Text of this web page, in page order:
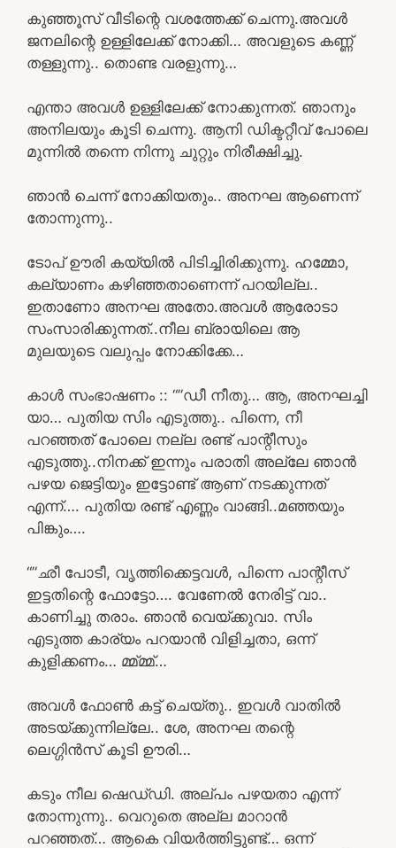
കുഞ്ഞൂസ് വീടിന്റെ വശത്തേക്ക് ചെന്നു.അവൾ
ജനലിന്റെ ഉള്ളിലേക്ക് നോക്കി… അവളുടെ കണ്ണ്
തള്ളുന്നു.. തൊണ്ട വരളുന്നു…
എന്താ അവൾ ഉള്ളിലേക്ക് നോക്കുന്നത്. ഞാനും
അനിലയും കൂടി ചെന്നു. ആനി ഡിക്ടറ്റീവ് പോലെ
മുന്നിൽ തന്നെ നിന്നു ചുറ്റും നിരീക്ഷിച്ചു.
ഞാൻ ചെന്ന് നോക്കിയതും.. അനഘ ആണെന്ന്
തോന്നുന്നു..
ടോപ് ഊരി കയ്യിൽ പിടിച്ചിരിക്കുന്നു. ഹമ്മോ,
കല്യാണം കഴിഞ്ഞതാണെന്ന് പറയില്ല..
ഇതാണോ അനഘ അതോ.അവൾ ആരോടാ
സംസാരിക്കുന്നത്..നീല ബ്രായിലെ ആ
മുലയുടെ വലുപ്പം നോക്കിക്കേ…
കാൾ സംഭാഷണം :: “”ഡീ നീതു… ആ, അനഘച്ചി
യാ… പുതിയ സിം എടുത്തു.. പിന്നെ, നീ
പറഞ്ഞത് പോലെ നല്ല രണ്ട് പാന്റീസും
എടുത്തു..നിനക്ക് ഇന്നും പരാതി അല്ലേ ഞാൻ
പഴയ ജെട്ടിയും ഇട്ടോണ്ട് ആണ് നടക്കുന്നത്
എന്ന്…. പുതിയ രണ്ട് എണ്ണം വാങ്ങി..മഞ്ഞയും
പിങ്കും….
“”ഛീ പോടീ, വൃത്തിക്കെട്ടവൾ, പിന്നെ പാന്റീസ്
ഇട്ടതിന്റെ ഫോട്ടോ…. വേണേൽ നേരിട്ട് വാ..
കാണിച്ചു തരാം. ഞാൻ വെയ്ക്കുവാ. സിം
എടുത്ത കാര്യം പറയാൻ വിളിച്ചതാ, ഒന്ന്
കുളിക്കണം… മ്മ്മ്മ്…
അവൾ ഫോൺ കട്ട്‌ ചെയ്തു.. ഇവൾ വാതിൽ
അടയ്ക്കുന്നില്ലേ.. ശേ, അനഘ തന്റെ
ലെഗ്ഗിൻസ് കൂടി ഊരി…
കടും നീല ഷെഡ്‌ഡി. അല്പം പഴയതാ എന്ന്
തോന്നുന്നു.. വെറുതെ അല്ല മാറാൻ
പറഞ്ഞത്… ആകെ വിയർത്തിട്ടുണ്ട്… ഒന്ന്